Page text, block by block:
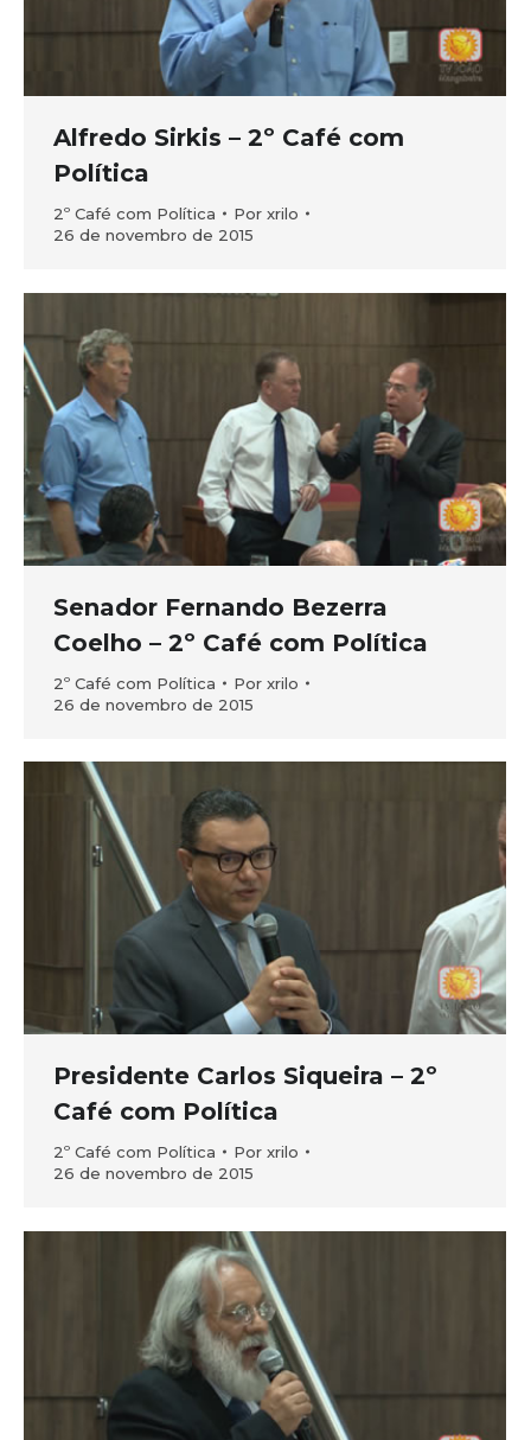
Alfredo Sirkis – 2º Café com
Política
2º Café com Política Por xrilo
26 de novembro de 2015
Senador Fernando Bezerra
Coelho – 2º Café com Política
2º Café com Política Por xrilo
26 de novembro de 2015
Presidente Carlos Siqueira – 2º
Café com Política
2º Café com Política Por xrilo
26 de novembro de 2015